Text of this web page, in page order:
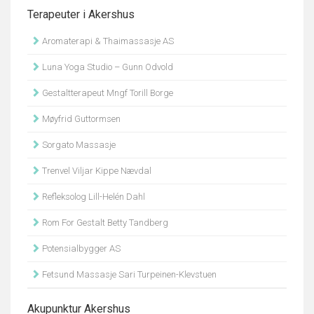
Terapeuter i Akershus
Aromaterapi & Thaimassasje AS
Luna Yoga Studio – Gunn Odvold
Gestaltterapeut Mngf Torill Borge
Møyfrid Guttormsen
Sorgato Massasje
Trenvel Viljar Kippe Nævdal
Refleksolog Lill-Helén Dahl
Rom For Gestalt Betty Tandberg
Potensialbygger AS
Fetsund Massasje Sari Turpeinen-Klevstuen
Akupunktur Akershus